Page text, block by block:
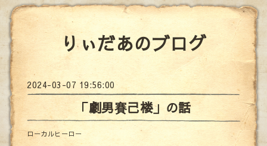
りぃだあのブログ
2024-03-07 19:56:00
「劇男賽己楼」の話
ローカルヒーロー